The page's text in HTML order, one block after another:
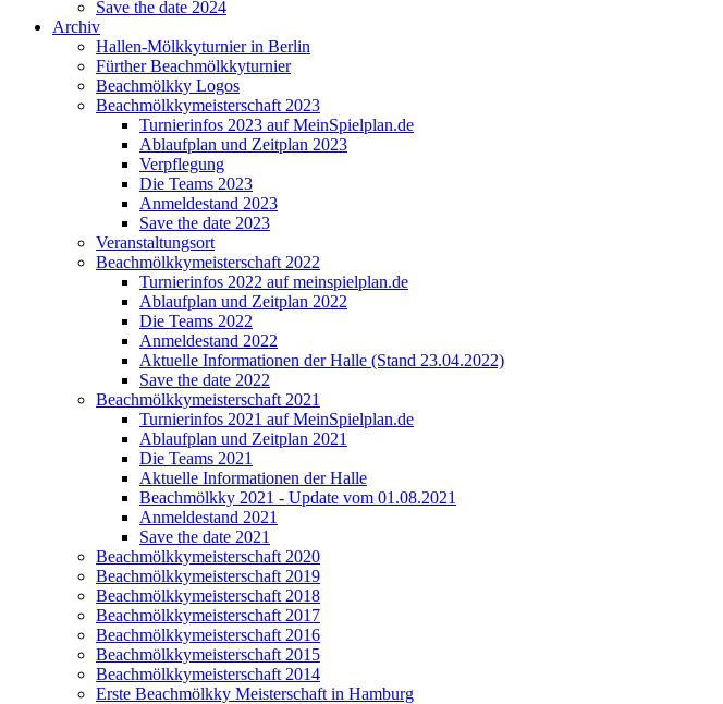
Save the date 2024
Archiv
Hallen-Mölkkyturnier in Berlin
Fürther Beachmölkkyturnier
Beachmölkky Logos
Beachmölkkymeisterschaft 2023
Turnierinfos 2023 auf MeinSpielplan.de
Ablaufplan und Zeitplan 2023
Verpflegung
Die Teams 2023
Anmeldestand 2023
Save the date 2023
Veranstaltungsort
Beachmölkkymeisterschaft 2022
Turnierinfos 2022 auf meinspielplan.de
Ablaufplan und Zeitplan 2022
Die Teams 2022
Anmeldestand 2022
Aktuelle Informationen der Halle (Stand 23.04.2022)
Save the date 2022
Beachmölkkymeisterschaft 2021
Turnierinfos 2021 auf MeinSpielplan.de
Ablaufplan und Zeitplan 2021
Die Teams 2021
Aktuelle Informationen der Halle
Beachmölkky 2021 - Update vom 01.08.2021
Anmeldestand 2021
Save the date 2021
Beachmölkkymeisterschaft 2020
Beachmölkkymeisterschaft 2019
Beachmölkkymeisterschaft 2018
Beachmölkkymeisterschaft 2017
Beachmölkkymeisterschaft 2016
Beachmölkkymeisterschaft 2015
Beachmölkkymeisterschaft 2014
Erste Beachmölkky Meisterschaft in Hamburg